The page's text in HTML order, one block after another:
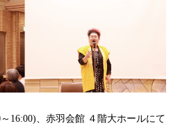
16:00)、赤羽会館 ４階大ホールにて